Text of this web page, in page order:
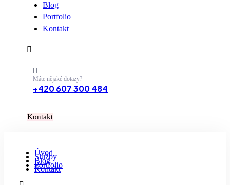
Blog
Portfolio
Kontakt
Máte nějaké dotazy?
+420 607 300 484
Kontakt
Úvod
Služby
Blog
Portfolio
Kontakt